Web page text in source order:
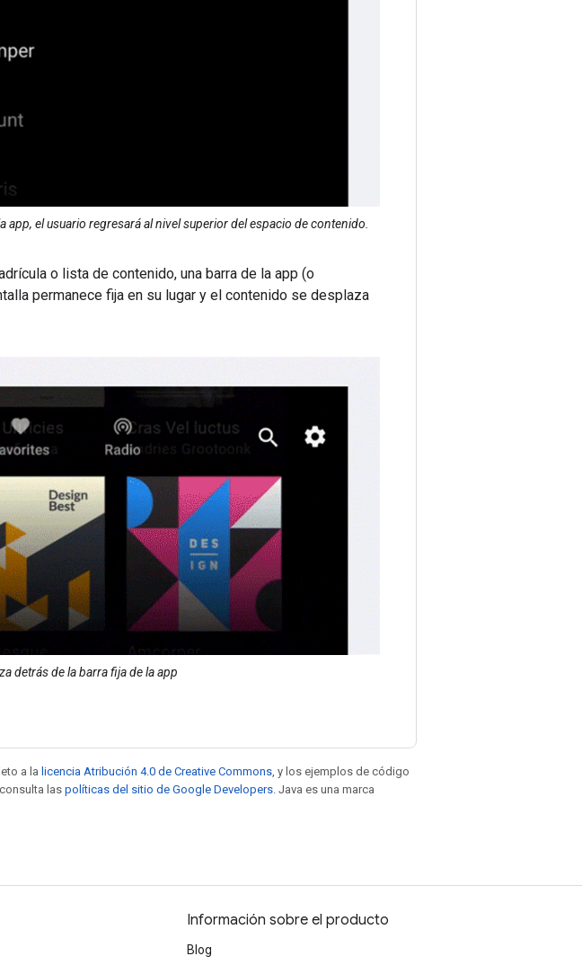
app, el usuario regresará al nivel superior del espacio de contenido.
o lista de contenido, una barra de la app (o
permanece fija en su lugar y el contenido se desplaza
detrás de la barra fija de la app
a la licencia Atribución 4.0 de Creative Commons, y los ejemplos de código
las políticas del sitio de Google Developers. Java es una marca
Información sobre el producto
Blog